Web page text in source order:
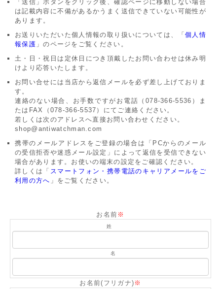
「送信」ボタンをクリック後、確認ページに移動しない場合
は記載内容に不備があるかうまく送信できていない可能性が
あります。
お送りいただいた個人情報の取り扱いについては、「 個人情
報保護 」のページをご覧ください。
土・日・祝日は定休日につき頂戴したお問い合わせは休み明
けより応答いたします。
お問い合せには当店から返信メールを必ず差し上げておりま
す。
連絡のない場合、お手数ですがお電話（078-366-5536）ま
たはFAX（078-366-5537）にてご連絡ください。
若しくは次のアドレスへ直接お問い合わせください。
shop@antiwatchman.com
携帯のメールアドレスをご登録の場合は「PCからのメール
の受信拒否や迷惑メール設定」によって返信を受信できない
場合があります。お使いの端末の設定をご確認ください。
詳しくは「 スマートフォン・携帯電話のキャリアメールをご
利用の方へ 」をご覧ください。
お名前 ※
姓
名
お名前(フリガナ) ※